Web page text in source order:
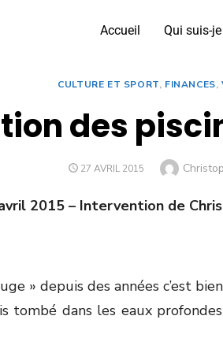
Accueil Qui suis-je
CULTURE ET SPORT, FINANCES,
des
27 AVRIL 2015
2015 – Intervention de
» depuis des années c’est
dans les eaux